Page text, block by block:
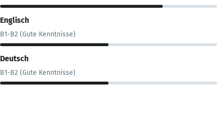
Englisch
B1-B2 (Gute Kenntnisse)
Deutsch
B1-B2 (Gute Kenntnisse)